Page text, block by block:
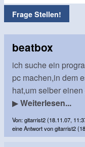
Frage Stellen!
beatbox
ich suche ein
pc machen,in dem
hat,um selber
▶Weiterlesen...
Von: gitarrist2 (18.11.07,
eine Antwort von gitarrist2